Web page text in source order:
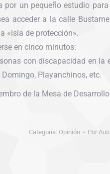
un pequeño estudio
acceder a la calle
«isla de protección».
en cinco minutos:
con discapacidad en
Playanchinos, etc.
de la Mesa de
Categoría: Opinión Por